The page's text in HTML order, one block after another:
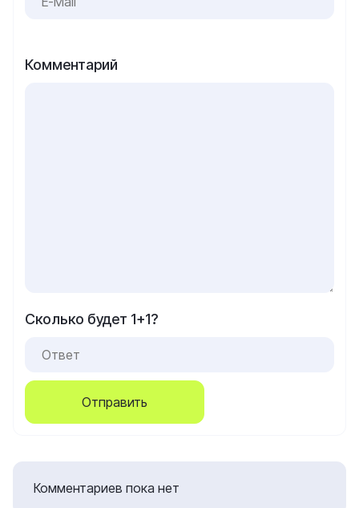
Комментарий
Сколько будет 1+1?
Отправить
Комментариев пока нет